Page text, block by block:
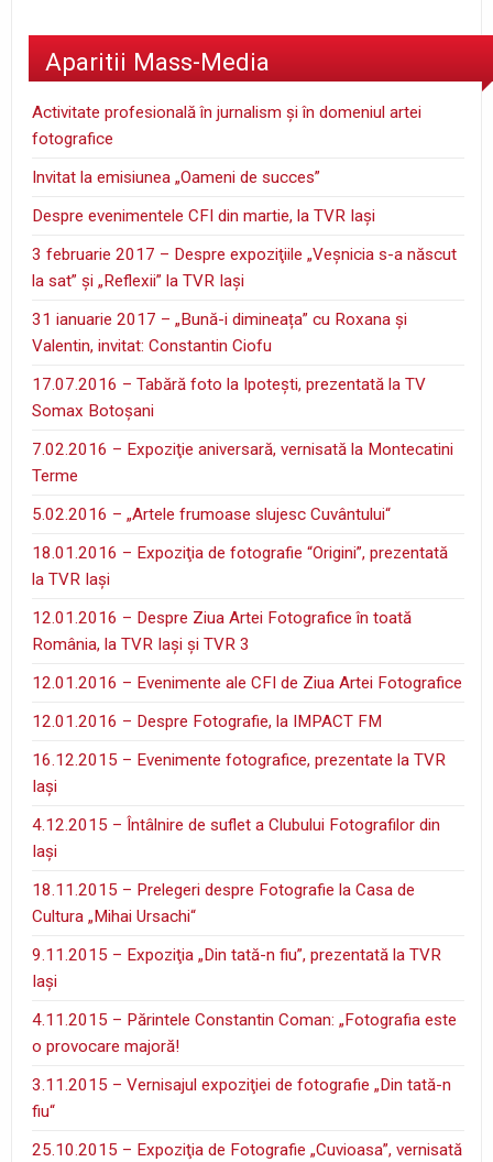
Aparitii Mass-Media
Activitate profesională în jurnalism şi în domeniul artei
fotografice
Invitat la emisiunea „Oameni de succes”
Despre evenimentele CFI din martie, la TVR Iaşi
3 februarie 2017 – Despre expoziţiile „Veşnicia s-a născut
la sat” şi „Reflexii” la TVR Iaşi
31 ianuarie 2017 – „Bună-i dimineața” cu Roxana și
Valentin, invitat: Constantin Ciofu
17.07.2016 – Tabără foto la Ipoteşti, prezentată la TV
Somax Botoşani
7.02.2016 – Expoziţie aniversară, vernisată la Montecatini
Terme
5.02.2016 – „Artele frumoase slujesc Cuvântului“
18.01.2016 – Expoziţia de fotografie “Origini”, prezentată
la TVR Iaşi
12.01.2016 – Despre Ziua Artei Fotografice în toată
România, la TVR Iaşi şi TVR 3
12.01.2016 – Evenimente ale CFI de Ziua Artei Fotografice
12.01.2016 – Despre Fotografie, la IMPACT FM
16.12.2015 – Evenimente fotografice, prezentate la TVR
Iaşi
4.12.2015 – Întâlnire de suflet a Clubului Fotografilor din
Iaşi
18.11.2015 – Prelegeri despre Fotografie la Casa de
Cultura „Mihai Ursachi“
9.11.2015 – Expoziţia „Din tată-n fiu”, prezentată la TVR
Iaşi
4.11.2015 – Părintele Constantin Coman: „Fotografia este
o provocare majoră!
3.11.2015 – Vernisajul expoziţiei de fotografie „Din tată-n
fiu“
25.10.2015 – Expoziţia de Fotografie „Cuvioasa”, vernisată